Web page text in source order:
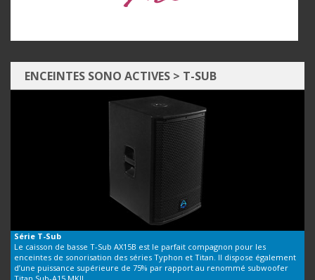
ENCEINTES SONO ACTIVES > T-SUB
Série T-Sub
Le caisson de basse T-Sub AX15B est le parfait compagnon pour les
enceintes de sonorisation des séries Typhon et Titan. Il dispose également
d’une puissance supérieure de 75% par rapport au renommé subwoofer